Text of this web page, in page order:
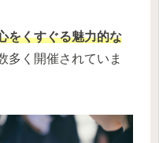
をくすぐる魅力的な
多く開催されていま